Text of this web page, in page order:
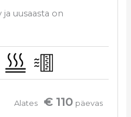
ja uusaasta on
Alates € 110 päevas